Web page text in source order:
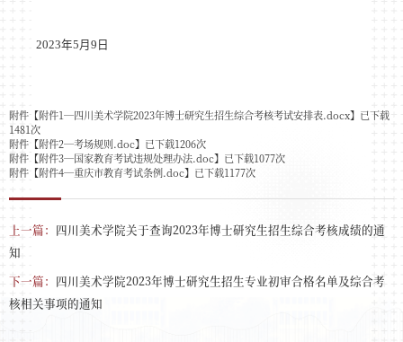
2023年5月 9 日
附件【附件1—四川美术学院2023年博士研究生招生综合考核考试安排表.docx】已下载
1481次
附件【附件2—考场规则.doc】已下载1206次
附件【附件3—国家教育考试违规处理办法.doc】已下载1077次
附件【附件4—重庆市教育考试条例.doc】已下载1177次
上一篇： 四川美术学院关于查询2023年博士研究生招生综合考核成绩的通
知
下一篇： 四川美术学院2023年博士研究生招生专业初审合格名单及综合考
核相关事项的通知